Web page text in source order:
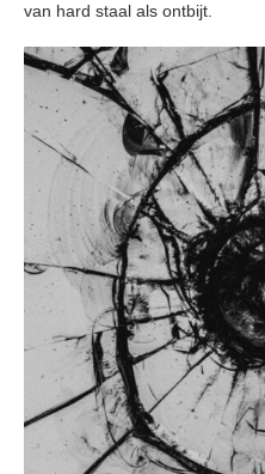
van hard staal als ontbijt.